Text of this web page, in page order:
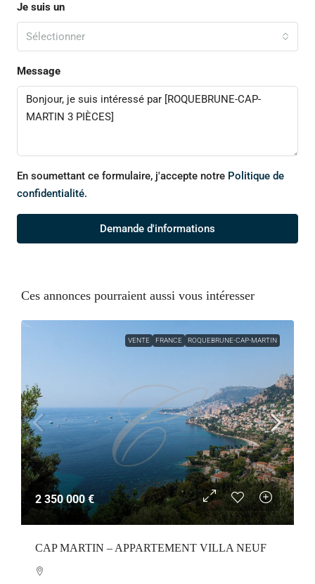
Je suis un
Sélectionner
Message
En soumettant ce formulaire, j'accepte notre Politique de
confidentialité.
Demande d'informations
Ces annonces pourraient aussi vous intéresser
VENTE FRANCE ROQUEBRUNE-CAP-MARTIN
2 350 000 €
CAP MARTIN – APPARTEMENT VILLA NEUF